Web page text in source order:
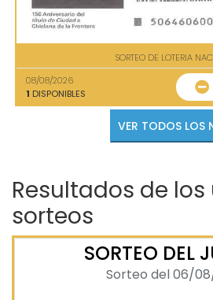
SORTEO DE LOTERIA
08/08/2026
1 DISPONIBLES
Resultados de
sorteos
SORTEO DEL
Sorteo del 06/